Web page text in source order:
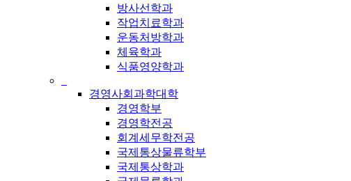
방사선학과
작업치료학과
운동처방학과
체육학과
식품영양학과
경영사회과학대학
경영학부
경영학전공
회계세무학전공
국제통상물류학부
국제통상학과